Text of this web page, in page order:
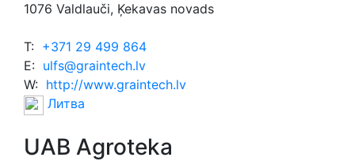
1076 Valdlauči, Ķekavas novads
T: +371 29 499 864
E: ulfs@graintech.lv
W: http://www.graintech.lv
Литва
UAB Agroteka